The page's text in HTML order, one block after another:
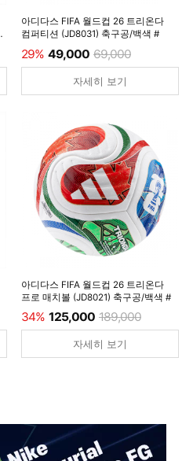
아디다스 FIFA 월드컵 26 트리온다
컴퍼티션 (JD8031) 축구공/백색 #
29% 49,000 69,000
자세히 보기
아디다스 FIFA 월드컵 26 트리온다
프로 매치볼 (JD8021) 축구공/백색 #
34% 125,000 189,000
자세히 보기